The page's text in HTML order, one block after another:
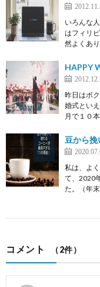
いろんな
はフィリ
然よくあ
HAPPY
昨日はボ
婚式とい
月で１０
豆から
私は、よ
て、2020
た。（年
コメント （2件）